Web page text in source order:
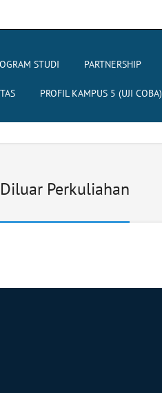
STUDI PARTNERSHIP
PROFIL KAMPUS 5 (UJI COBA)
Perkuliahan